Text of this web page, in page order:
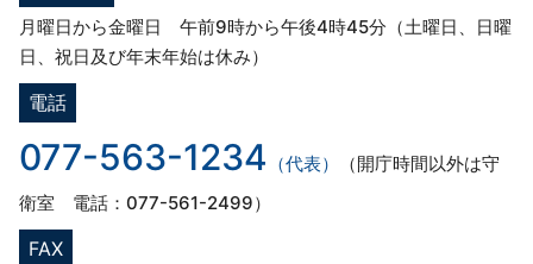
月曜日から金曜日 午前9時から午後4時45分（土曜日、日曜
日、祝日及び年末年始は休み）
電話
077-563-1234 （代表）
（開庁時間以外は守
衛室 電話：077-561-2499）
FAX